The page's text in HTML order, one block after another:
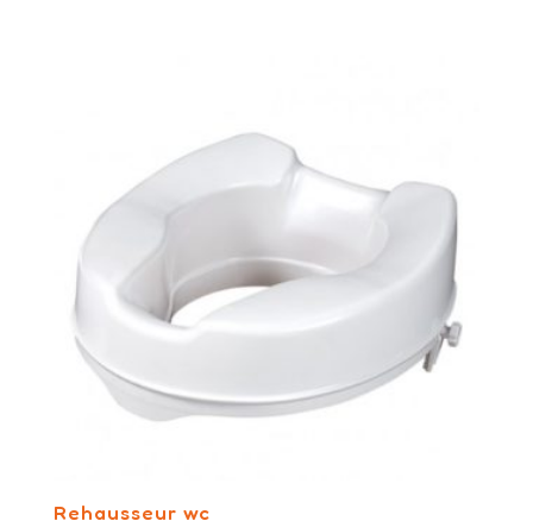
Rehausseur wc